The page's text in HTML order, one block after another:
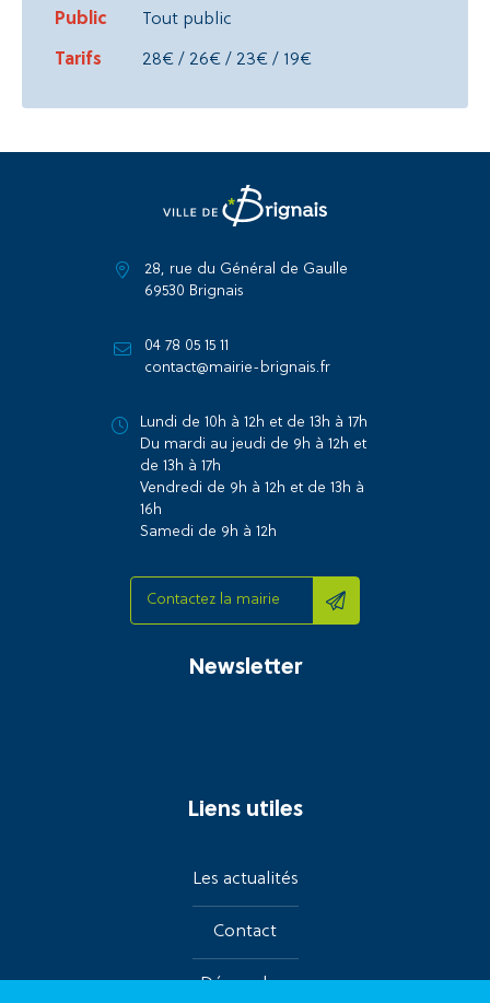
Public Tout public
Tarifs 28€ / 26€ / 23€ / 19€
28, rue du Général de Gaulle
69530 Brignais
04 78 05 15 11
contact@mairie-brignais.fr
Lundi de 10h à 12h et de 13h à 17h
Du mardi au jeudi de 9h à 12h et
de 13h à 17h
Vendredi de 9h à 12h et de 13h à
16h
Samedi de 9h à 12h
Contactez la mairie
Newsletter
Liens utiles
Les actualités
Contact
Démarches